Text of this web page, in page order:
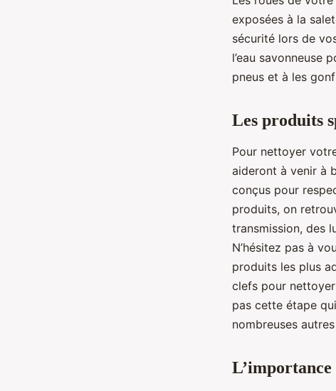
exposées à la
sécurité lors de
l’eau savonneuse
pneus et à les
Les produits
Pour nettoyer
aideront à venir à
conçus pour
produits, on
transmission, des
N’hésitez pas à
produits les plus
clefs pour
pas cette étape
nombreuses